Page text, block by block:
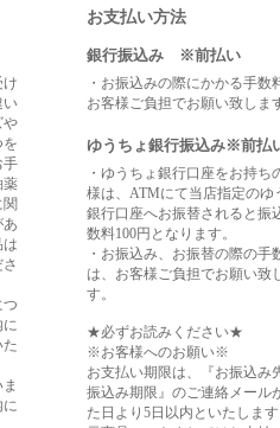
け
い
や
手
薬
あ
は
つ
に
た
に
お支払い方法
銀行振込み ※前払い
・お振込みの際にかかる手数
お客様ご負担でお願い致しま
ゆうちょ銀行振込み※前払
・ゆうちょ銀行口座をお持ち
様は、ATMにて当店指定のゆ
銀行口座へお振替されると振
数料100円となります。
・お振込み、お振替の際の手
は、お客様ご負担でお願い致
す。
★必ずお読みください★
※お客様へのお願い※
お支払い期限は、『お振込み
振込み期限』のご連絡メール
た日より5日以内といたしま